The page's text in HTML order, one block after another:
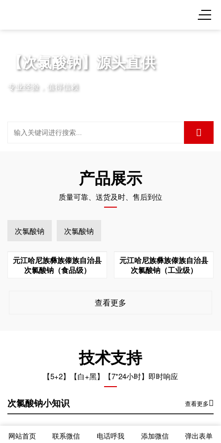
【次氯酸钠】源头直供
专业经验，值得信赖
产品展示
质量可靠、送货及时、售后到位
次氯酸钠 次氯酸钠
元江哈尼族彝族傣族自治县
次氯酸钠（食品级）
元江哈尼族彝族傣族自治县
次氯酸钠（工业级）
查看更多
技术支持
【5+2】【白+黑】【7*24小时】即时响应
次氯酸钠小知识 查看更多
元江哈尼族彝族傣族自治县次氯酸钠运输车辆混装的后果
网站首页 联系微信 电话呼我 添加微信 弹出表单